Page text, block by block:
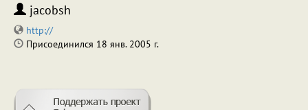
jacobsh
http://
Присоединился 18 янв. 2005 г.